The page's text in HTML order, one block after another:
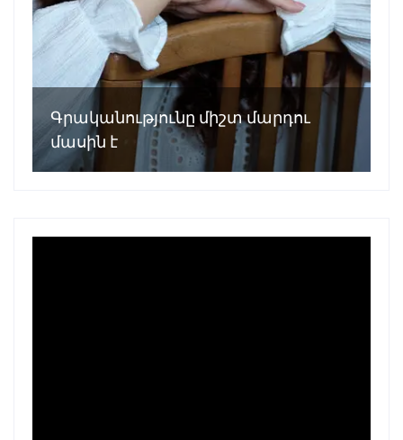
Գրականությունը միշտ մարդու
մասին է